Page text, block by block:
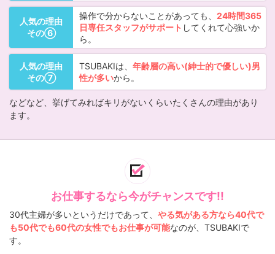
人気の理由
その⑥
操作で分からないことがあっても、 24時間365
日専任スタッフがサポート してくれて心強いか
ら。
人気の理由
その⑦
TSUBAKIは、 年齢層の高い(紳士的で優しい)男
性が多いから。
などなど、挙げてみればキリがないくらいたくさんの理由があり
ます。
お仕事するなら今がチャンスです!!
30代主婦が多いというだけであって、 やる気がある方なら40代で
も50代でも60代の女性でもお仕事が可能なのが、TSUBAKIで
す。